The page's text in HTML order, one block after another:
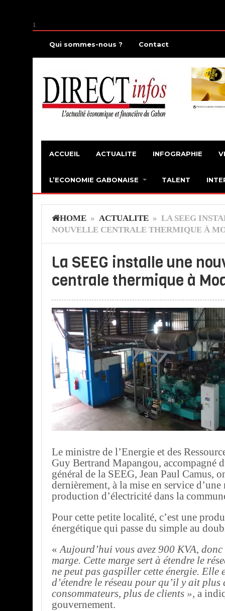
1
Qui sommes-nous ? Contact
ACCUEIL ACTUALITE INFOGRAPHIE
L’ECONOMIE GABONAISE TALENT
HOME » ACTUALITE » LA SEEG
NOUVELLE CENTRALE THERMIQUE À
La SEEG installe une
centrale thermique à
Le ministre de l’Energie et des
Guy Bertrand Mapangou, accompagné
général de la SEEG, Jean Paul Camus,
dernièrement, à la mise en service
production d’électricité dans la
Pour cette petite localité, c’est une
énergétique qui passe du simple au
« Aujourd’hui vous avez 900 KVA,
marge. Cette marge sert à étendre le
ne peut pas gaspiller cette énergie. Elle
d’étendre le réseau pour qu’il y ait plus
consommateurs, plus de clients », a
gouvernement.